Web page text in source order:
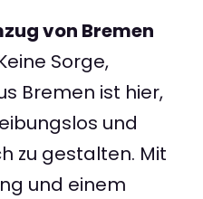
von Bremen
Sorge,
Bremen ist hier,
und
zu gestalten. Mit
und einem